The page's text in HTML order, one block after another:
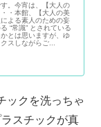
。今宵は、【大人の
・本館、【大人の美
よる素人のための妄
“常識” とされている
とは思いますが、ゆ
スしながらご...
ックを洗っちゃ
スチックが真